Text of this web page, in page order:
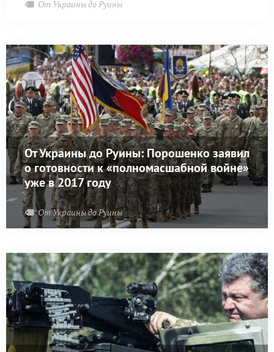
От Украины до Руины
От Украины до Руины: Порошенко заявил
о готовности к «полномасшабной войне»
уже в 2017 году
От Украины до Руины